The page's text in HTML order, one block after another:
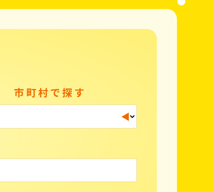
市町村で探す